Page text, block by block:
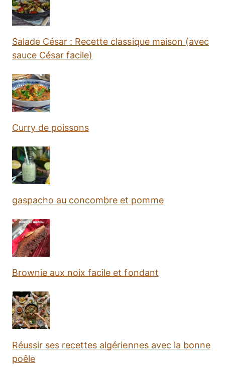
Salade César : Recette classique maison (avec
sauce César facile)
Curry de poissons
gaspacho au concombre et pomme
Brownie aux noix facile et fondant
Réussir ses recettes algériennes avec la bonne
poêle